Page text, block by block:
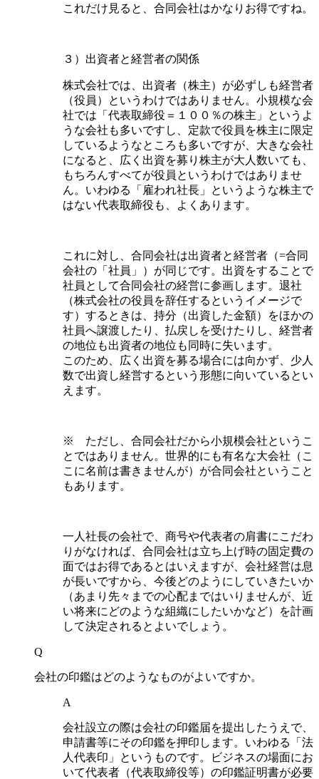
これだけ見ると、合同会社はかなりお得ですね。
３）出資者と経営者の関係
株式会社では、出資者（株主）が必ずしも経営者
（役員）というわけではありません。小規模な会
社では「代表取締役＝１００％の株主」というよ
うな会社も多いですし、定款で役員を株主に限定
しているようなところも多いですが、大きな会社
になると、広く出資を募り株主が大人数いても、
もちろんすべてが役員というわけではありませ
ん。いわゆる「雇われ社長」というような株主で
はない代表取締役も、よくあります。
これに対し、合同会社は出資者と経営者（=合同
会社の「社員」）が同じです。出資をすることで
社員として合同会社の経営に参画します。退社
（株式会社の役員を辞任するというイメージで
す）するときは、持分（出資した金額）をほかの
社員へ譲渡したり、払戻しを受けたりし、経営者
の地位も出資者の地位も同時に失います。
このため、広く出資を募る場合には向かず、少人
数で出資し経営するという形態に向いているとい
えます。
※ ただし、合同会社だから小規模会社というこ
とではありません。世界的にも有名な大会社（こ
こに名前は書きませんが）が合同会社ということ
もあります。
一人社長の会社で、商号や代表者の肩書にこだわ
りがなければ、合同会社は立ち上げ時の固定費の
面ではお得であるとはいえますが、会社経営は息
が長いですから、今後どのようにしていきたいか
（あまり先々までの心配まではいりませんが、近
い将来にどのような組織にしたいかなど）を計画
して決定されるとよいでしょう。
Q
会社の印鑑はどのようなものがよいですか。
A
会社設立の際は会社の印鑑届を提出したうえで、
申請書等にその印鑑を押印します。いわゆる「法
人代表印」というものです。ビジネスの場面にお
いて代表者（代表取締役等）の印鑑証明書が必要